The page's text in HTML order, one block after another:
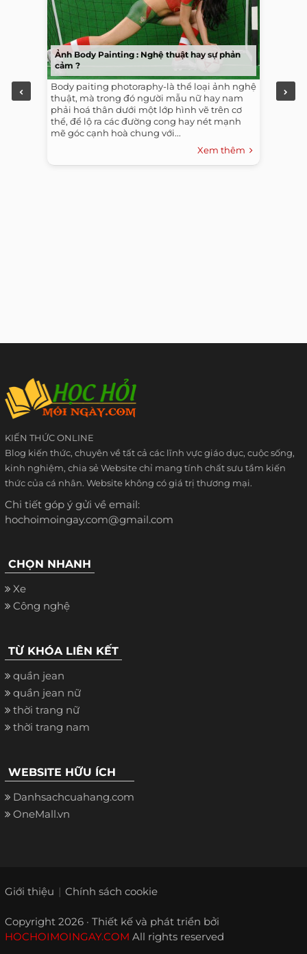
Ảnh Body Painting : Nghệ thuật hay sự phản
cảm ?
Body paiting photoraphy-là thể loại ảnh nghệ
thuật, mà trong đó người mẫu nữ hay nam
phải hoá thân dưới một lớp hình vẽ trên cơ
thể, để lộ ra các đường cong hay nét mạnh
mẽ góc cạnh hoà chung với...
Xem thêm
KIẾN THỨC ONLINE
Blog kiến thức, chuyên về tất cả các lĩnh vực giáo dục, cuộc sống,
kinh nghiệm, chia sẻ Website chỉ mang tính chất sưu tầm kiến
thức của cá nhân. Website không có giá trị thương mại.
Chi tiết góp ý gửi về email:
hochoimoingay.com@gmail.com
CHỌN NHANH
Xe
Công nghệ
TỪ KHÓA LIÊN KẾT
quần jean
quần jean nữ
thời trang nữ
thời trang nam
WEBSITE HỮU ÍCH
Danhsachcuahang.com
OneMall.vn
Giới thiệu Chính sách cookie
Copyright 2026 · Thiết kế và phát triển bởi
HOCHOIMOINGAY.COM All rights reserved